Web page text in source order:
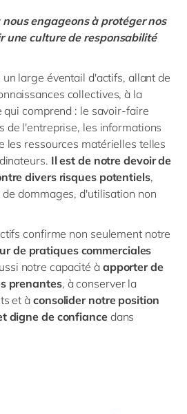
engageons à protéger nos
une culture de responsabilité
large éventail d'actifs, allant de
collectives, à la
comprend : le savoir-faire
de l'entreprise, les informations
les ressources matérielles telles
Il est de notre devoir de
divers risques potentiels,
dommages, d'utilisation non
confirme non seulement notre
de pratiques commerciales
notre capacité à apporter de
prenantes, à conserver la
et à consolider notre position
digne de confiancedans